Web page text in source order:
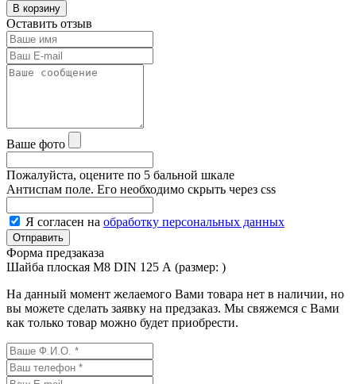
В корзину
Оставить отзыв
Ваше фото
Пожалуйста, оцените по 5 бальной шкале
Антиспам поле. Его необходимо скрыть через css
Я согласен на обработку персональных данных
Форма предзаказа
Шайба плоская М8 DIN 125 А (размер: )
На данный момент желаемого Вами товара нет в наличии, но
вы можете сделать заявку на предзаказ. Мы свяжемся с Вами
как только товар можно будет приобрести.